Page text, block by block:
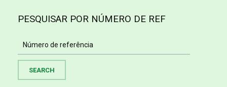
PESQUISAR POR NÚMERO DE REF